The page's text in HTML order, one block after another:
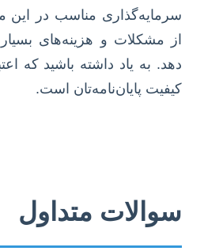
سرمایه‌گذاری مناسب در این
از مشکلات و هزینه‌های
دهد. به یاد داشته باشید که
کیفیت پایان‌نامه‌تان است.
سوالات متداول